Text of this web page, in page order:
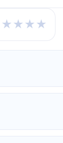
★ ★ ★ ★